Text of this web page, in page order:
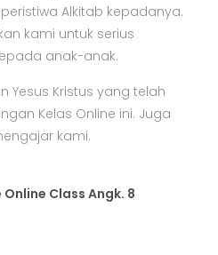
Alkitab kepadanya.
kami untuk serius
anak-anak.
Yesus Kristus yang telah
Kelas Online ini. Juga
kami.
Class Angk. 8